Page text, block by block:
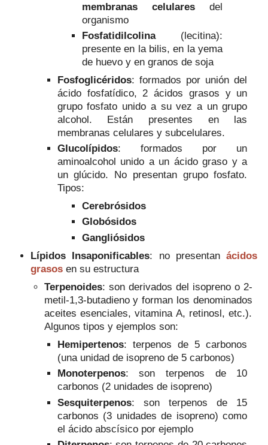
membranas celulares del
organismo
Fosfatidilcolina(lecitina):
presente en la bilis, en la yema
de huevo y en granos de soja
Fosfoglicéridos: formados por unión del
ácido fosfatídico, 2 ácidos grasos y un
grupo fosfato unido a su vez a un grupo
alcohol. Están presentes en las
membranas celulares y subcelulares.
Glucolípidos: formados por un
aminoalcohol unido a un ácido graso y a
un glúcido. No presentan grupo fosfato.
Tipos:
Cerebrósidos
Globósidos
Gangliósidos
Lípidos Insaponificables: no presentan ácidos
grasos en su estructura
Terpenoides: son derivados del isopreno o 2-
metil-1,3-butadieno y forman los denominados
aceites esenciales, vitamina A, retinosl, etc.).
Algunos tipos y ejemplos son:
Hemipertenos: terpenos de 5 carbonos
(una unidad de isopreno de 5 carbonos)
Monoterpenos: son terpenos de 10
carbonos (2 unidades de isopreno)
Sesquiterpenos: son terpenos de 15
carbonos (3 unidades de isopreno) como
el ácido abscísico por ejemplo